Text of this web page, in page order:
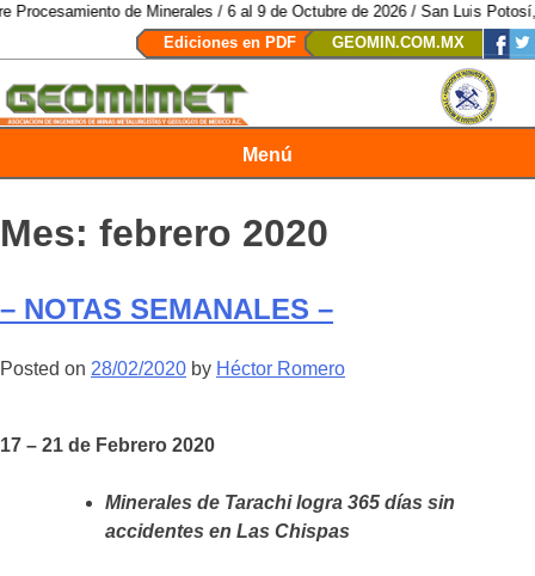
de Minerales / 6 al 9 de Octubre de 2026 / San Luis Potosí, SLP //
Ediciones en PDF
GEOMIN.COM.MX
Menú
Mes: febrero 2020
– NOTAS SEMANALES –
Posted on 28/02/2020 by Héctor Romero
17 – 21 de Febrero 2020
Minerales de Tarachi logra 365 días sin
accidentes en Las Chispas